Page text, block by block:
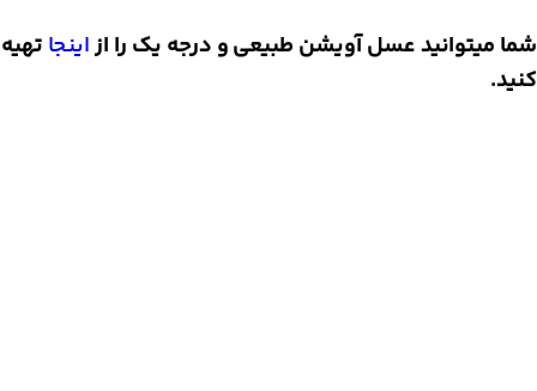
میتوانید عسل آویشن طبیعی و درجه یک را ازاینجاتهیه